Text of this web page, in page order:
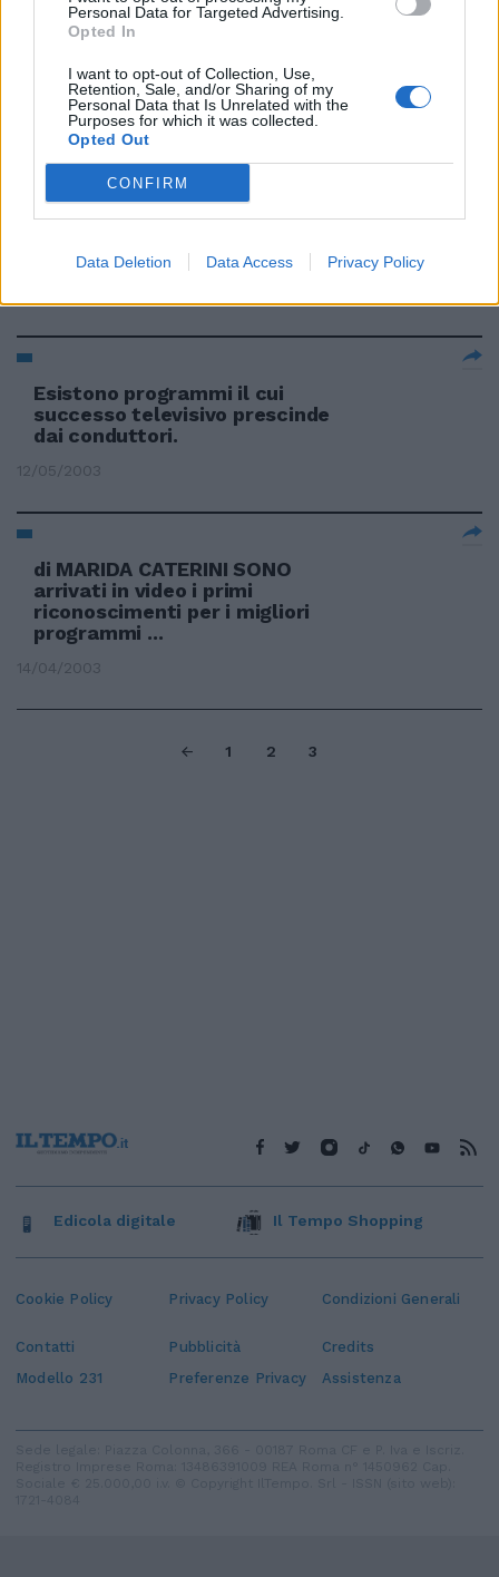
Personal Data for Targeted Advertising.
Opted In
I want to opt-out of Collection, Use,
Retention, Sale, and/or Sharing of my
Personal Data that Is Unrelated with the
Purposes for which it was collected.
Opted Out
CONFIRM
Data Deletion Data Access Privacy Policy
An: verifica di programmi, non di
01/06/2003
L'ASCOLTATORE medio non è un
maratoneta e certi programmi
troppo lunghi.
Esistono programmi il cui
successo televisivo prescinde
dai conduttori.
12/05/2003
di MARIDA CATERINI SONO
arrivati in video i primi
riconoscimenti per i migliori
programmi ...
14/04/2003
1 2 3
Cookie Policy Privacy Policy Condizioni Generali
Contatti Pubblicità
Credits
Modello 231
Preferenze Privacy Assistenza
Edicola digitale Il Tempo Shopping